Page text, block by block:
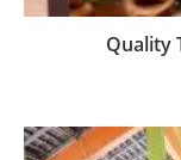
Quality